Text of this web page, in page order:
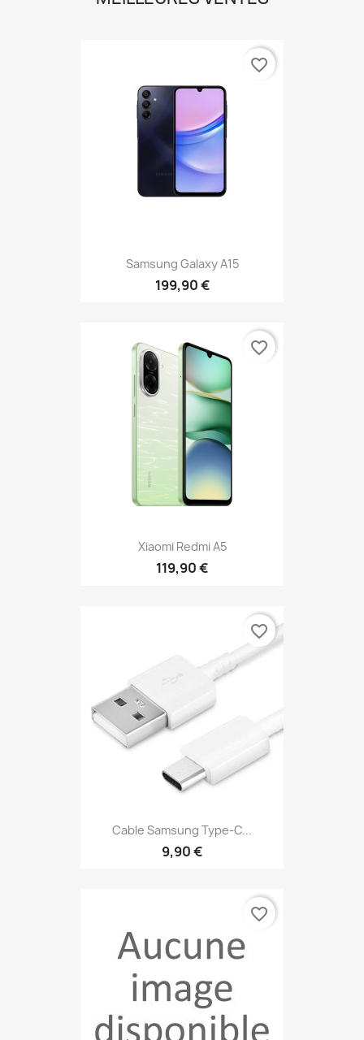
Samsung Galaxy A15
199,90 €
favorite_border
Xiaomi Redmi A5
119,90 €
favorite_border
Cable Samsung Type-C...
9,90 €
favorite_border
favorite_border